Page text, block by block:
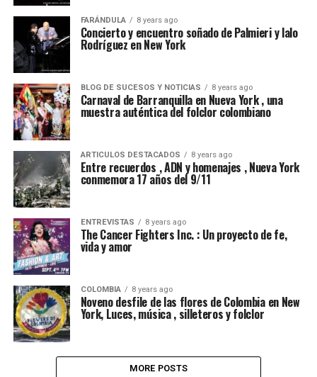
FARÁNDULA 8 years ago
Concierto y encuentro soñado de Palmieri y lalo
Rodríguez en New York
BLOG DE SUCESOS Y NOTICIAS 8 years ago
Carnaval de Barranquilla en Nueva York , una
muestra auténtica del folclor colombiano
ARTICULOS DESTACADOS 8 years ago
Entre recuerdos , ADN y homenajes , Nueva York
conmemora 17 años del 9/11
ENTREVISTAS 8 years ago
The Cancer Fighters Inc. : Un proyecto de fe,
vida y amor
COLOMBIA 8 years ago
Noveno desfile de las flores de Colombia en New
York, Luces, música , silleteros y folclor
MORE POSTS